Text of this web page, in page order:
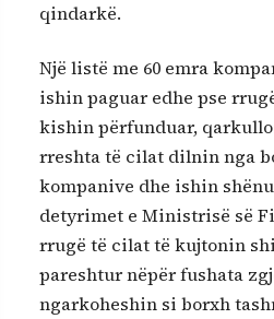
qindarkë.
Një listë me 60 emra
ishin paguar edhe pse
kishin përfunduar,
rreshta të cilat dilnin nga
kompanive dhe ishin
detyrimet e Ministrisë së
rrugë të cilat të kujtonin
pareshtur nëpër fushata
ngarkoheshin si borxh